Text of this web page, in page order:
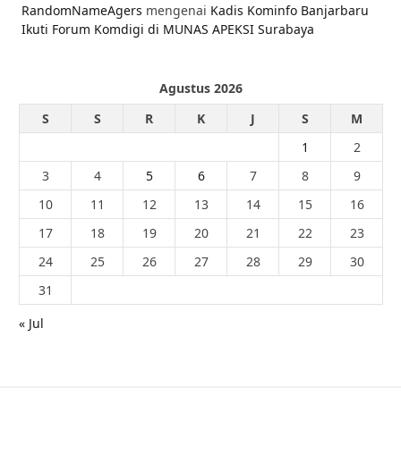
RandomNameAgers mengenai Kadis Kominfo Banjarbaru
Ikuti Forum Komdigi di MUNAS APEKSI Surabaya
Agustus 2026
S
S R K J S
M
1
2
3
4 5 6 7 8
9
10
11 12 13 14 15
16
17
18 19 20 21 22
23
24
25 26 27 28 29
30
31
« Jul